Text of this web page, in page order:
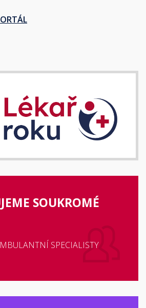
SOUKROMÉ
SPECIALISTY